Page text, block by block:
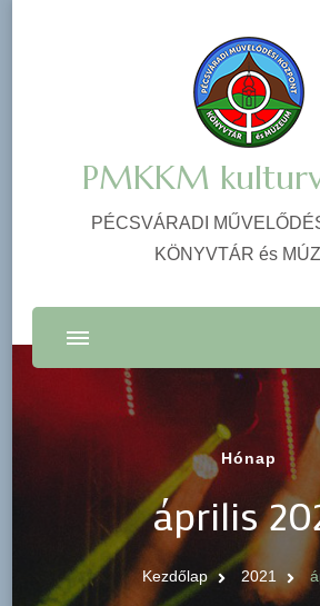
PMKKM
PÉCSVÁRADI
KÖNYVTÁR és
Hónap
április
Kezdőlap 2021